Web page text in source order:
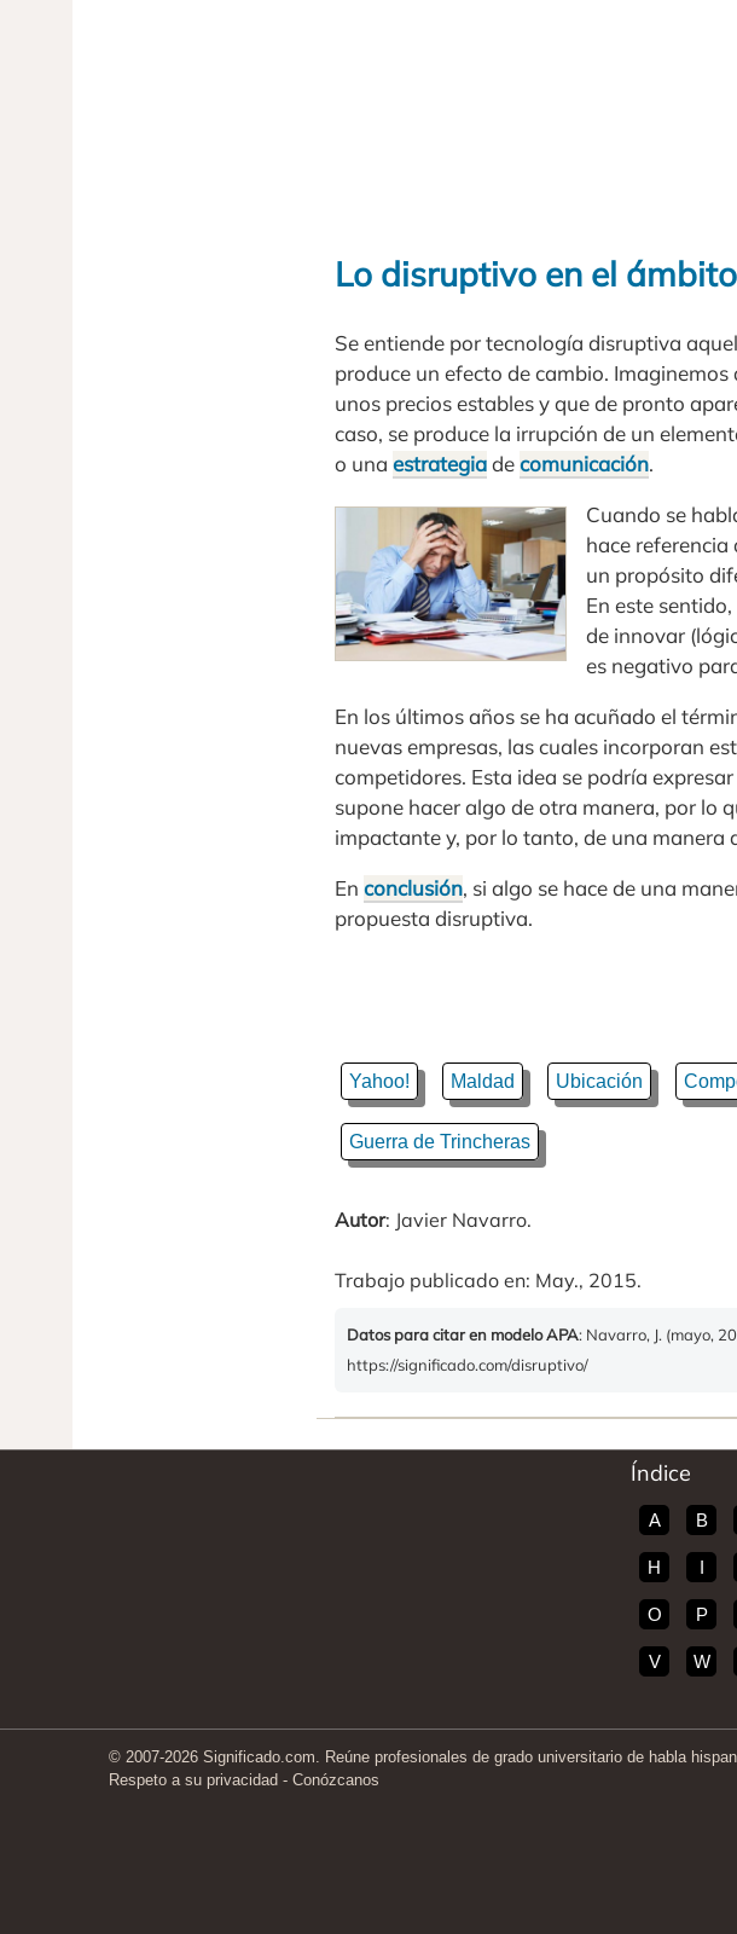
Lo disruptivo en el
Se entiende por tecnología disruptiva
produce un efecto de cambio.
unos precios estables y que de pronto
caso, se produce la irrupción de un
o una estrategiadecomunicación.
Cuando se
hace referencia
un propósito
En este
de innovar
es negativo
En los últimos años se ha acuñado el
nuevas empresas, las cuales incorporan
competidores. Esta idea se podría
supone hacer algo de otra manera, por lo
impactante y, por lo tanto, de una manera
En conclusión, si algo se hace de una
propuesta disruptiva.
Yahoo! Maldad Ubicación
Guerra de Trincheras
Autor: Javier Navarro.
Trabajo publicado en: May., 2015.
Datos para citar en modelo APA: Navarro, J. (mayo,
https://significado.com/disruptivo/
Índice
A B
H I
O P
V W
© 2007-2026 Significado.com. Reúne profesionales de grado universitario de habla
Respeto a su privacidad- Conózcanos